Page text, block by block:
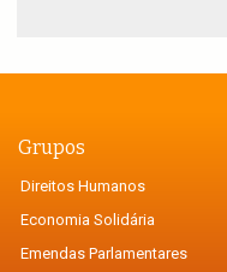
Grupos
Direitos Humanos
Economia Solidária
Emendas Parlamentares